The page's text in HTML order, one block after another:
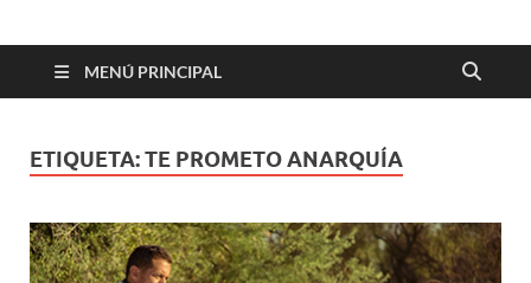
Cine maldito
MENÚ PRINCIPAL
ETIQUETA:TE PROMETO ANARQUÍA